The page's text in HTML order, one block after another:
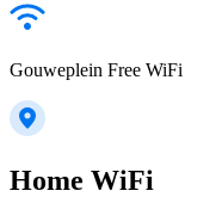
Gouweplein Free WiFi
Home WiFi